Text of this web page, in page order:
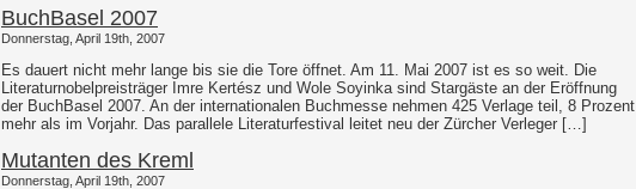
BuchBasel 2007
Donnerstag, April 19th, 2007
Es dauert nicht mehr lange bis sie die Tore öffnet. Am 11. Mai 2007 ist es so weit. Die
Literaturnobelpreisträger Imre Kertész und Wole Soyinka sind Stargäste an der Eröffnung
der BuchBasel 2007. An der internationalen Buchmesse nehmen 425 Verlage teil, 8 Prozent
mehr als im Vorjahr. Das parallele Literaturfestival leitet neu der Zürcher Verleger […]
Mutanten des Kreml
Donnerstag, April 19th, 2007